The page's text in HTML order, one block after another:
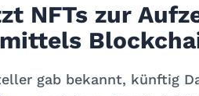
NFTs zur
gab bekannt, künftig